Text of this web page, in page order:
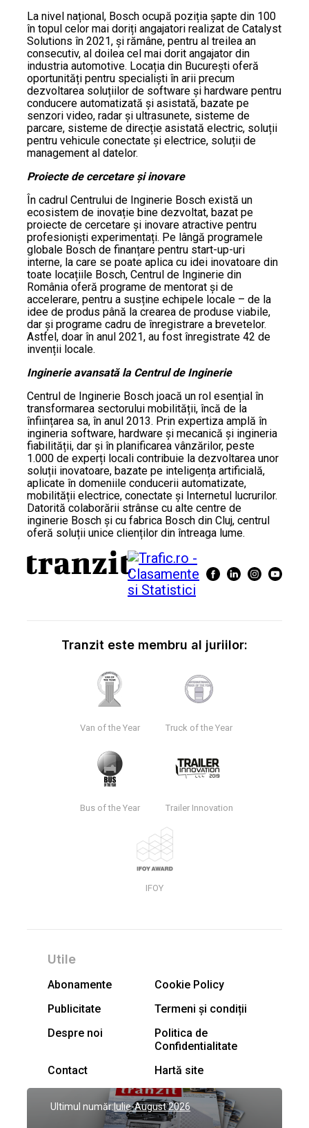
La nivel național, Bosch ocupă poziția șapte din 100
în topul celor mai doriți angajatori realizat de Catalyst
Solutions în 2021, și rămâne, pentru al treilea an
consecutiv, al doilea cel mai dorit angajator din
industria automotive. Locația din București oferă
oportunități pentru specialiști în arii precum
dezvoltarea soluțiilor de software și hardware pentru
conducere automatizată și asistată, bazate pe
senzori video, radar și ultrasunete, sisteme de
parcare, sisteme de direcție asistată electric, soluții
pentru vehicule conectate și electrice, soluții de
management al datelor.
Proiecte de cercetare și inovare
În cadrul Centrului de Inginerie Bosch există un
ecosistem de inovație bine dezvoltat, bazat pe
proiecte de cercetare și inovare atractive pentru
profesioniști experimentați. Pe lângă programele
globale Bosch de finanțare pentru start-up-uri
interne, la care se poate aplica cu idei inovatoare din
toate locațiile Bosch, Centrul de Inginerie din
România oferă programe de mentorat și de
accelerare, pentru a susține echipele locale – de la
idee de produs până la crearea de produse viabile,
dar și programe cadru de înregistrare a brevetelor.
Astfel, doar în anul 2021, au fost înregistrate 42 de
invenții locale.
Inginerie avansată la Centrul de Inginerie
Centrul de Inginerie Bosch joacă un rol esențial în
transformarea sectorului mobilității, încă de la
înființarea sa, în anul 2013. Prin expertiza amplă în
ingineria software, hardware și mecanică și ingineria
fiabilității, dar și în planificarea vânzărilor, peste
1.000 de experți locali contribuie la dezvoltarea unor
soluții inovatoare, bazate pe inteligența artificială,
aplicate în domeniile conducerii automatizate,
mobilității electrice, conectate și Internetul lucrurilor.
Datorită colaborării strânse cu alte centre de
inginerie Bosch și cu fabrica Bosch din Cluj, centrul
oferă soluții unice clienților din întreaga lume.
Tranzit este membru al juriilor:
Van of the Year Truck of the Year
Bus of the Year Trailer Innovation
IFOY
Utile
Abonamente
Cookie Policy
Publicitate
Termeni și condiții
Despre noi
Politica de
Confidentialitate
Contact
Hartă site
Ultimul număr:Iulie-August 2026